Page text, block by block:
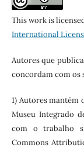
This work is
International
Autores que
concordam com os
1) Autores mantém
Museu Integrado
com o trabalho
Commons